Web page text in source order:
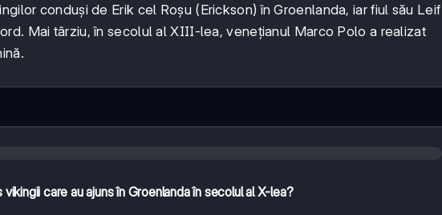
conduși de Erik cel Roșu (Erickson) în Groenlanda, iar fiul său Leif
Mai târziu, în secolul al XIII-lea, venețianul Marco Polo a realizat
care au ajuns în Groenlanda în secolul al X-lea?